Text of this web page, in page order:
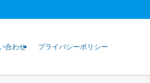
合わせ プライバシーポリシー